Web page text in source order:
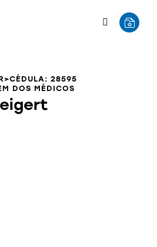
28595
DOS MÉDICOS